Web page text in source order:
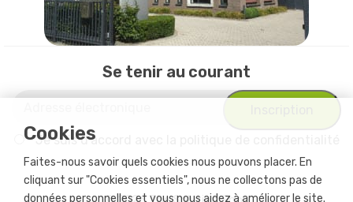
Cookies
Faites-nous savoir quels cookies nous pouvons placer. En
cliquant sur "Cookies essentiels", nous ne collectons pas de
données personnelles et vous nous aidez à améliorer le site.
Se tenir au courant
Je suis d'accord avec